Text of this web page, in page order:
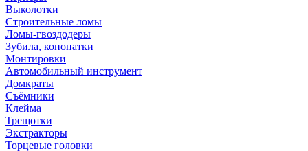
Выколотки
Строительные ломы
Ломы-гвоздодеры
Зубила, конопатки
Монтировки
Автомобильный инструмент
Домкраты
Съёмники
Клейма
Трещотки
Экстракторы
Торцевые головки